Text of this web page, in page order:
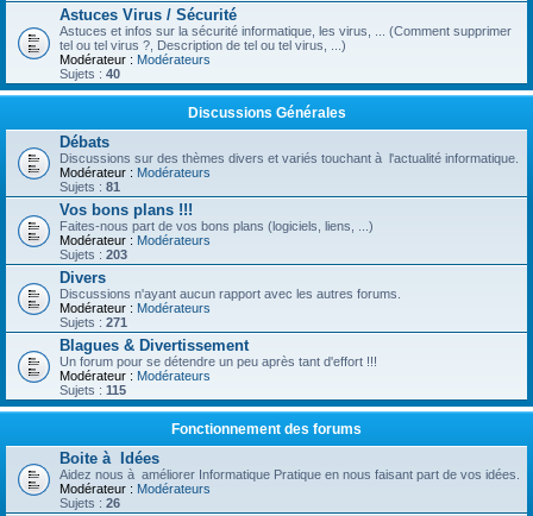
Astuces Virus / Sécurité
Astuces et infos sur la sécurité informatique, les virus, ... (Comment supprimer
tel ou tel virus ?, Description de tel ou tel virus, ...)
Modérateur : Modérateurs
Sujets : 40
Discussions Générales
Débats
Discussions sur des thèmes divers et variés touchant à l'actualité informatique.
Modérateur : Modérateurs
Sujets : 81
Vos bons plans !!!
Faites-nous part de vos bons plans (logiciels, liens, ...)
Modérateur : Modérateurs
Sujets : 203
Divers
Discussions n'ayant aucun rapport avec les autres forums.
Modérateur : Modérateurs
Sujets : 271
Blagues & Divertissement
Un forum pour se détendre un peu après tant d'effort !!!
Modérateur : Modérateurs
Sujets : 115
Fonctionnement des forums
Boite à Idées
Aidez nous à améliorer Informatique Pratique en nous faisant part de vos idées.
Modérateur : Modérateurs
Sujets : 26